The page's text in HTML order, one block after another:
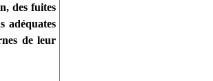
des fuites
adéquates
de leur